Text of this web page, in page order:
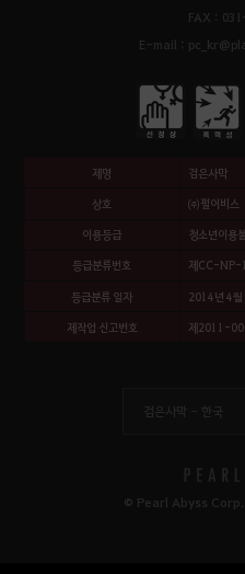
FAX :
E-mail :
제명 검은사막
상호 ㈜펄어비스
이용등급 청소년이용
등급분류번호 제CC-NP-
등급분류 일자 2014년 4월
제작업 신고번호 제2011-
검은사막 - 한국
© Pearl Abyss